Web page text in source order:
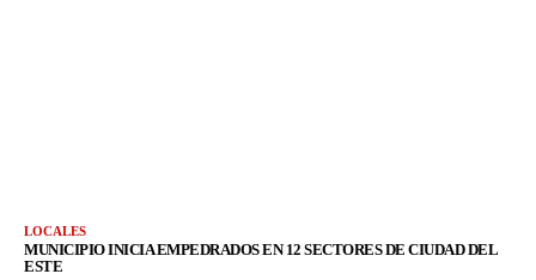
LOCALES
MUNICIPIO INICIA EMPEDRADOS EN 12 SECTORES DE CIUDAD DEL
ESTE